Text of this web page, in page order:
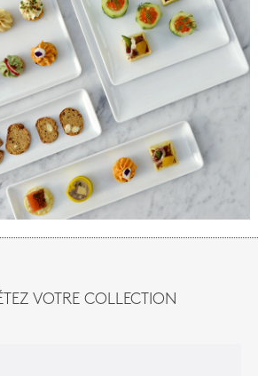
VOTRE COLLECTION